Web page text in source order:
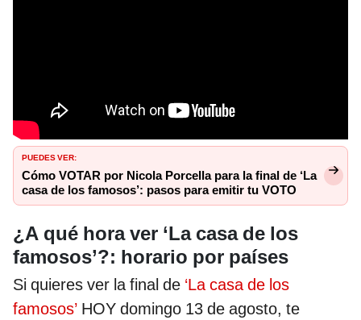
PUEDES VER:
Cómo VOTAR por Nicola Porcella para la final de ‘La
casa de los famosos’: pasos para emitir tu VOTO
¿A qué hora ver ‘La casa de los
famosos’?: horario por países
Si quieres ver la final de ‘La casa de los
famosos’ HOY domingo 13 de agosto, te